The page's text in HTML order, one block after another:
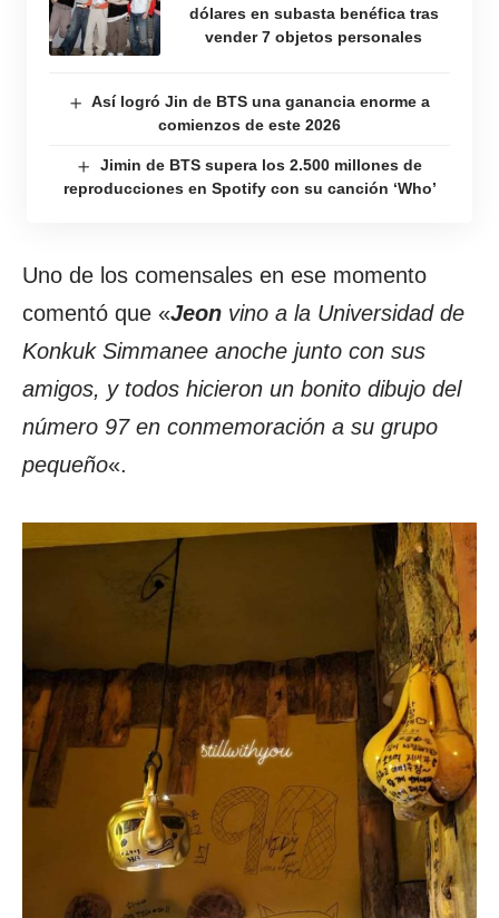
dólares en subasta benéfica tras
vender 7 objetos personales
Así logró Jin de BTS una ganancia enorme a
comienzos de este 2026
Jimin de BTS supera los 2.500 millones de
reproducciones en Spotify con su canción ‘Who’
Uno de los comensales en ese momento
comentó que «Jeon vino a la Universidad de
Konkuk Simmanee anoche junto con sus
amigos, y todos hicieron un bonito dibujo del
número 97 en conmemoración a su grupo
pequeño«.